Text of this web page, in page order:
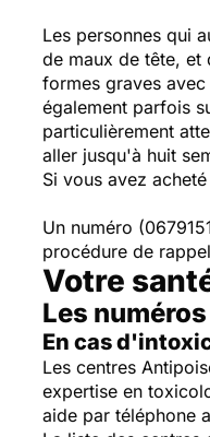
Les personnes qui
de maux de tête, et
formes graves
également parfois
particulièrement
aller jusqu'à huit
Si vous avez
Un numéro
procédure de
Votre
Les
En cas
Les centres
expertise en
aide par téléphone